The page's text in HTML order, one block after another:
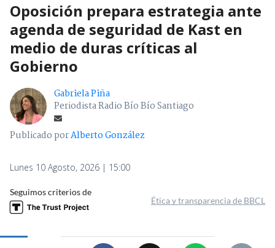
Oposición prepara estrategia ante
agenda de seguridad de Kast en
medio de duras críticas al
Gobierno
Gabriela Piña
Periodista Radio Bío Bío Santiago
Publicado porAlberto González
Lunes 10 Agosto, 2026 | 15:00
Seguimos criterios de
Ética y transparencia de BBCL